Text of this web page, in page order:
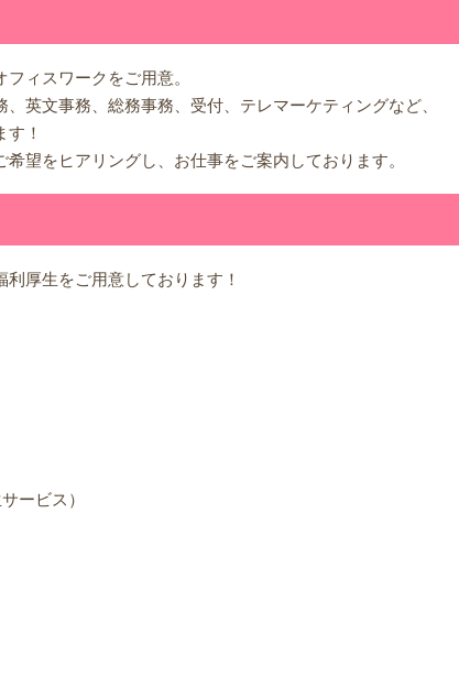
ィスワークをご用意。
英文事務、総務事務、受付、テレマーケティングなど、
！
望をヒアリングし、お仕事をご案内しております。
厚生をご用意しております！
ービス）